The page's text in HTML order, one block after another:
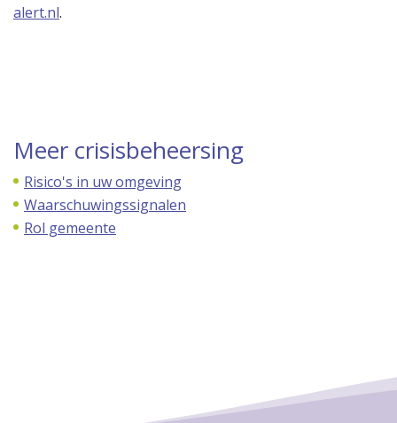
alert.nl.
Meer crisisbeheersing
Risico's in uw omgeving
Waarschuwingssignalen
Rol gemeente